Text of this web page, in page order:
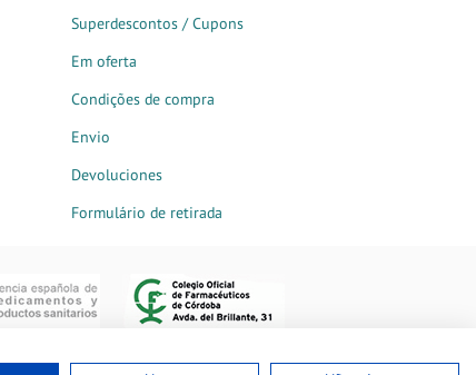
Superdescontos / Cupons
Em oferta
Condições de compra
Envio
Devoluciones
Formulário de retirada